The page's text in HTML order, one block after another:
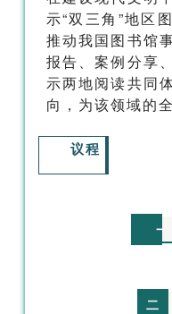
示“双三角”地区
推动我国图书馆
报告、案例分享
示两地阅读共同
向，为该领域的
议程
一
二